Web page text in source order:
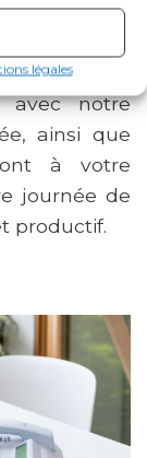
légales
pour vous
Une
semaine,
avec notre
ainsi que
à votre
journée de
productif.